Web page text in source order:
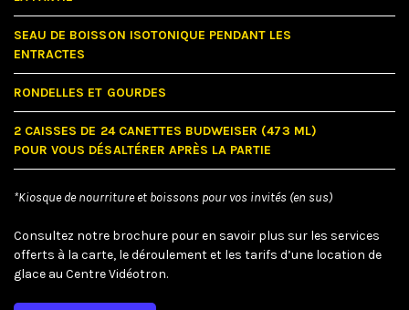
SEAU DE BOISSON ISOTONIQUE PENDANT LES
ENTRACTES
RONDELLES ET GOURDES
2 CAISSES DE 24 CANETTES BUDWEISER (473 ML)
POUR VOUS DÉSALTÉRER APRÈS LA PARTIE
*Kiosque de nourriture et boissons pour vos invités (en sus)
Consultez notre brochure pour en savoir plus sur les services
offerts à la carte, le déroulement et les tarifs d’une location de
glace au Centre Vidéotron.